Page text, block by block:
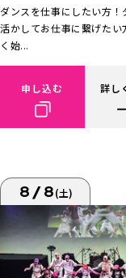
ダンスを仕事にしたい方！
活かしてお仕事に繋げたい
く始...
申し込む 詳し
8/8(土)